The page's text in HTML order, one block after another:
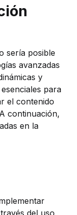
sería posible
avanzadas
y
para
el contenido
continuación,
en la
del uso